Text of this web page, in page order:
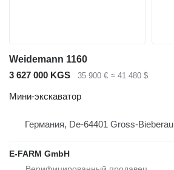
Weidemann 1160
3 627 000 KGS
35 900 € ≈ 41 480 $
Мини-экскаватор
Германия, De-64401 Gross-Bieberau
E-FARM GmbH